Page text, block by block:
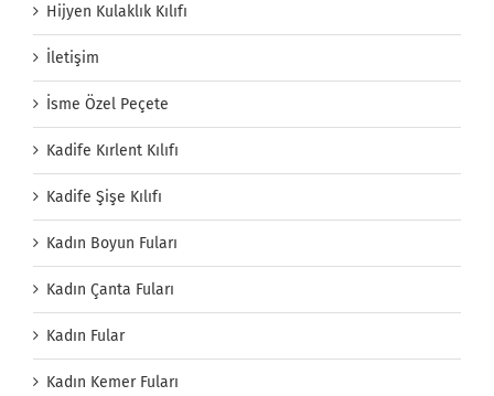
Hijyen Kulaklık Kılıfı
İletişim
İsme Özel Peçete
Kadife Kırlent Kılıfı
Kadife Şişe Kılıfı
Kadın Boyun Fuları
Kadın Çanta Fuları
Kadın Fular
Kadın Kemer Fuları